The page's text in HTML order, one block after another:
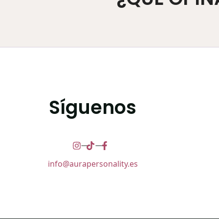
Síguenos
info@aurapersonality.es